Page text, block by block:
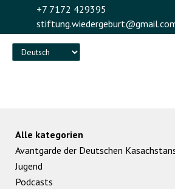
+7 7172 429395
Language
Alle kategorien
Avantgarde der Deutschen
Jugend
Podcasts